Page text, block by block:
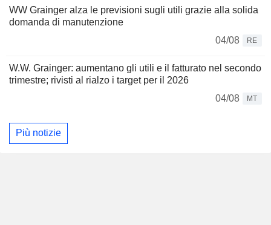
WW Grainger alza le previsioni sugli utili grazie alla solida
domanda di manutenzione
04/08
RE
W.W. Grainger: aumentano gli utili e il fatturato nel secondo
trimestre; rivisti al rialzo i target per il 2026
04/08
MT
Più notizie